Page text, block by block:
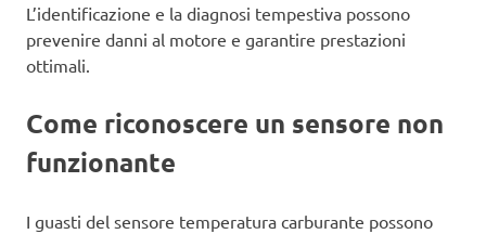
L’identificazione e la diagnosi tempestiva possono
prevenire danni al motore e garantire prestazioni
ottimali.
Come riconoscere un sensore non
funzionante
I guasti del sensore temperatura carburante possono